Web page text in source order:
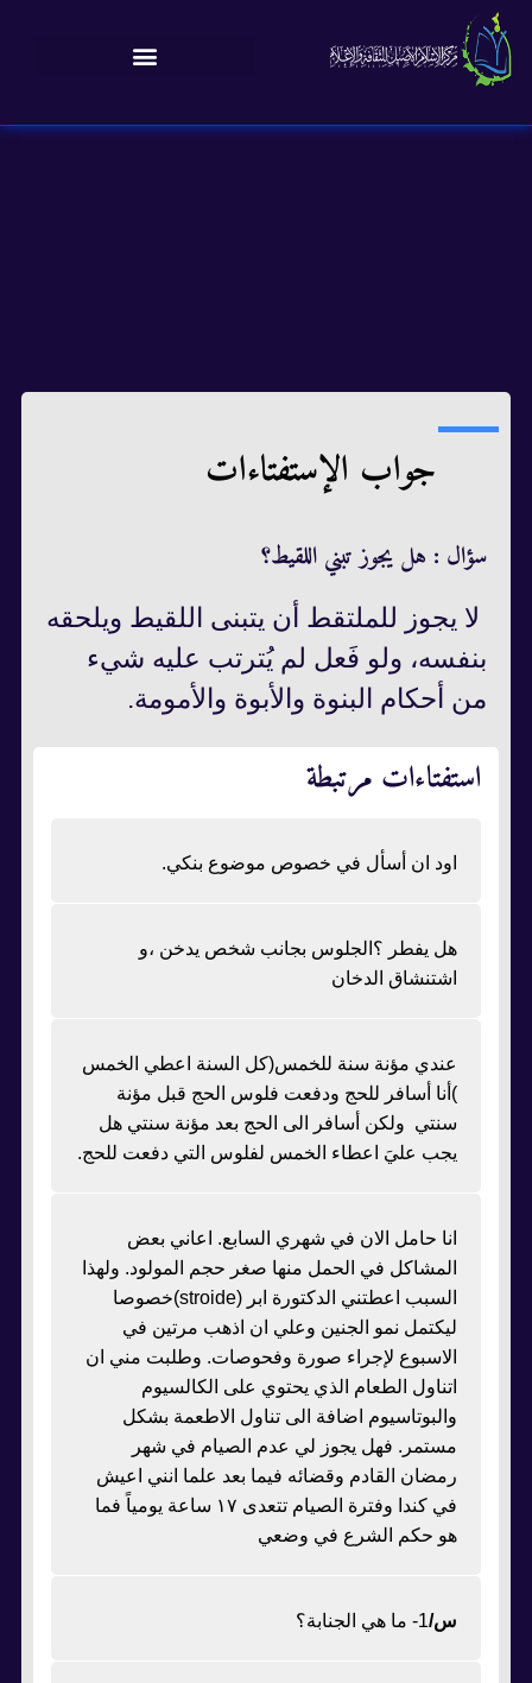
جواب الإستفتاءات
سؤال : هل يجوز تبني اللقيط؟
لا يجوز للملتقط أن يتبنى اللقيط ويلحقه
بنفسه، ولو فَعل لم يُترتب عليه شيء
من أحكام البنوة والأبوة والأمومة.
استفتاءات مرتبطة
اود ان أسأل في خصوص موضوع بنكي.
هل يفطر ؟الجلوس بجانب شخص يدخن ،و
اشتنشاق الدخان
عندي مؤنة سنة للخمس(كل السنة اعطي الخمس
)أنا أسافر للحج ودفعت فلوس الحج قبل مؤنة
سنتي ولكن أسافر الى الحج بعد مؤنة سنتي هل
يجب عليَ اعطاء الخمس لفلوس التي دفعت للحج.
انا حامل الان في شهري السابع. اعاني بعض
المشاكل في الحمل منها صغر حجم المولود. ولهذا
السبب اعطتني الدكتورة ابر (stroide)خصوصا
ليكتمل نمو الجنين وعلي ان اذهب مرتين في
الاسبوع لإجراء صورة وفحوصات. وطلبت مني ان
اتناول الطعام الذي يحتوي على الكالسيوم
والبوتاسيوم اضافة الى تناول الاطعمة بشكل
مستمر. فهل يجوز لي عدم الصيام في شهر
رمضان القادم وقضائه فيما بعد علما انني اعيش
في كندا وفترة الصيام تتعدى ١٧ ساعة يومياً فما
هو حكم الشرع في وضعي
س/1- ما هي الجنابة؟